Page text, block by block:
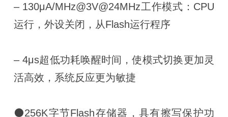
– 130μA/MHz@3V@24MHz工作模式：CPU
运行，外设关闭，从Flash运行程序
– 4μs超低功耗唤醒时间，使模式切换更加灵
活高效，系统反应更为敏捷
⚫256K字节Flash存储器，具有擦写保护功